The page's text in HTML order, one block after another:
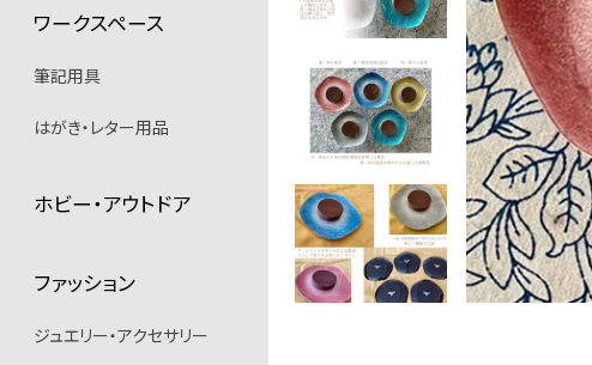
ワークスペース
筆記用具
はがき・レター用品
ホビー・アウトドア
ファッション
ジュエリー・アクセサリー